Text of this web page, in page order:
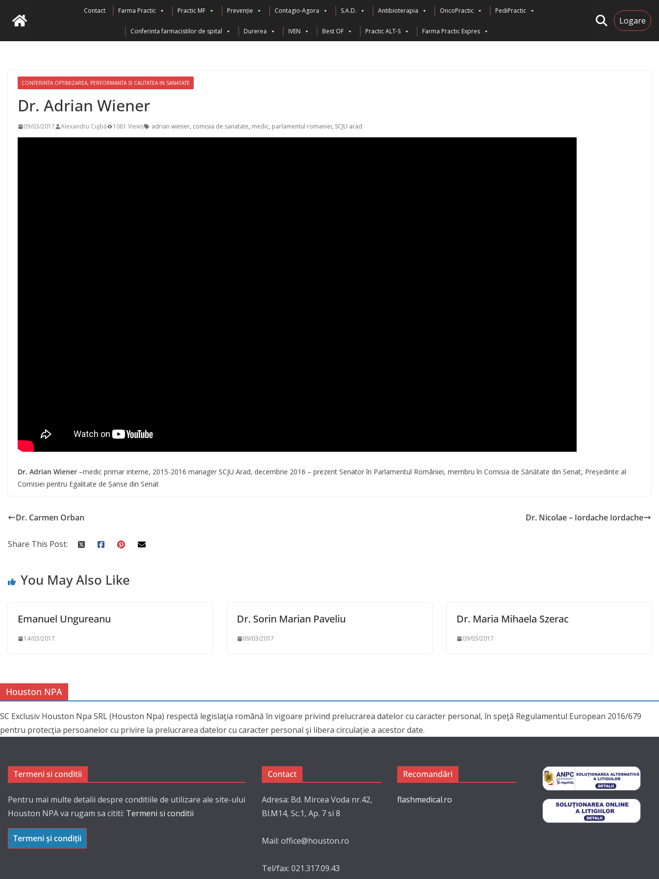
Contact Farma Practic Practic MF Prevenție Contagio-Agora S.A.D. Antibioterapia OncoPractic PediPractic
Conferinta farmacistilor de spital Durerea IVEN Best OF Practic ALT-S Farma Practic Expres
Logare
CONFERINTA OPTIMIZAREA, PERFORMANTA SI CALITATEA IN SANATATE
Dr. Adrian Wiener
09/03/2017 Alexandru Cujbă 1081 Views adrian wiener, comisia de sanatate, medic, parlamentul romaniei, SCJU arad
Dr. Adrian Wiener –medic primar interne, 2015-2016 manager SCJU Arad, decembrie 2016 – prezent Senator în Parlamentul României, membru în Comisia de Sănătate din Senat, Președinte al
Comisiei pentru Egalitate de Șanse din Senat
Dr. Carmen Orban Dr. Nicolae – Iordache Iordache
Share This Post:
You May Also Like
Emanuel Ungureanu
14/03/2017
Dr. Sorin Marian Paveliu
09/03/2017
Dr. Maria Mihaela Szerac
09/03/2017
Houston NPA
SC Exclusiv Houston Npa SRL (Houston Npa) respectă legislaţia română în vigoare privind prelucrarea datelor cu caracter personal, în speţă Regulamentul European 2016/679
pentru protecţia persoanelor cu privire la prelucrarea datelor cu caracter personal şi libera circulaţie a acestor date.
Termeni si conditii
Pentru mai multe detalii despre conditiile de utilizare ale site-ului
Houston NPA va rugam sa cititi: Termeni si conditii
Termeni și condiții
Contact
Adresa: Bd. Mircea Voda nr.42,
Bl.M14, Sc.1, Ap. 7 si 8
Mail: office@houston.ro
Tel/fax: 021.317.09.43
Recomandări
flashmedical.ro